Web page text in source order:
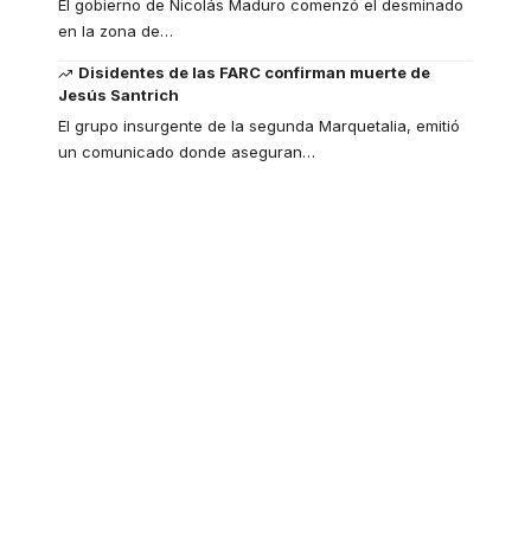
El gobierno de Nicolás Maduro comenzó el desminado
en la zona de…
Disidentes de las FARC confirman muerte de
Jesús Santrich
El grupo insurgente de la segunda Marquetalia, emitió
un comunicado donde aseguran…